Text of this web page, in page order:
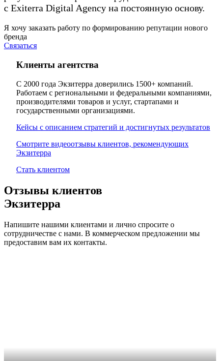
c Exiterra Digital Agency на постоянную основу.
Я хочу заказать работу по формированию репутации нового
бренда
Связаться
Клиенты агентства
С 2000 года Экзитерра доверились 1500+ компаний.
Работаем с региональными и федеральными компаниями,
производителями товаров и услуг, стартапами и
государственными организациями.
Кейсы с описанием стратегий и достигнутых результатов
Смотрите видеоотзывы клиентов, рекомендующих
Экзитерра
Стать клиентом
Отзывы клиентов
Экзитерра
Напишите нашими клиентами и лично спросите о
сотрудничестве с нами. В коммерческом предложении мы
предоставим вам их контакты.